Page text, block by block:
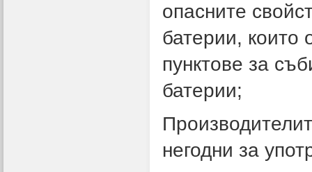
опасните
батерии, които
пунктове за
батерии;
негодни за